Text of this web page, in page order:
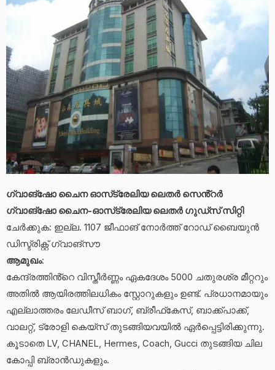
ഗ്വാങ്‌ഷോ ചൈന ഓസ്‌ട്രേലിയ ലെതർ സെൻ്റർ
ഗ്വാങ്‌ഷോ ചൈന-ഓസ്‌ട്രേലിയ ലെതർ ഗുഡ്‌സ് സിറ്റി
ചേർക്കുക: ഇല്ല. 1107 ജീഫാങ് നോർത്ത് റോഡ് ബൈയുൻ
ഡിസ്ട്രിക്റ്റ് ഗ്വാങ്‌സൗ
ആമുഖം:
കേന്ദ്രത്തിൻ്റെ വിസ്തീർണ്ണം ഏകദേശം 5000 ചതുരശ്ര മീറ്ററും
അതിൽ ആയിരത്തിലധികം സ്റ്റോറുകളും ഉണ്ട്. പ്രധാനമായും
എല്ലാത്തരം ലേഡീസ് ബാഗ്, ബ്രീഫ്‌കേസ്, ബാക്ക്‌പാക്ക്,
വാലറ്റ്, ട്രോളി കെയ്‌സ് തുടങ്ങിയവയിൽ ഏർപ്പെട്ടിരിക്കുന്നു.
കൂടാതെ LV, CHANEL, Hermes, Coach, Gucci തുടങ്ങിയ ചില
കോപ്പി ബ്രാൻഡുകളും.